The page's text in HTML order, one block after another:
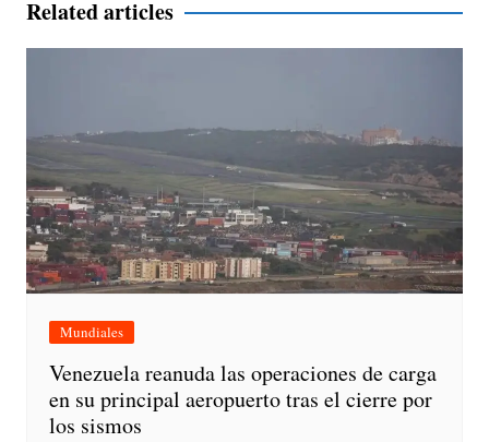
Related articles
Mundiales
Venezuela reanuda las operaciones de carga
en su principal aeropuerto tras el cierre por
los sismos